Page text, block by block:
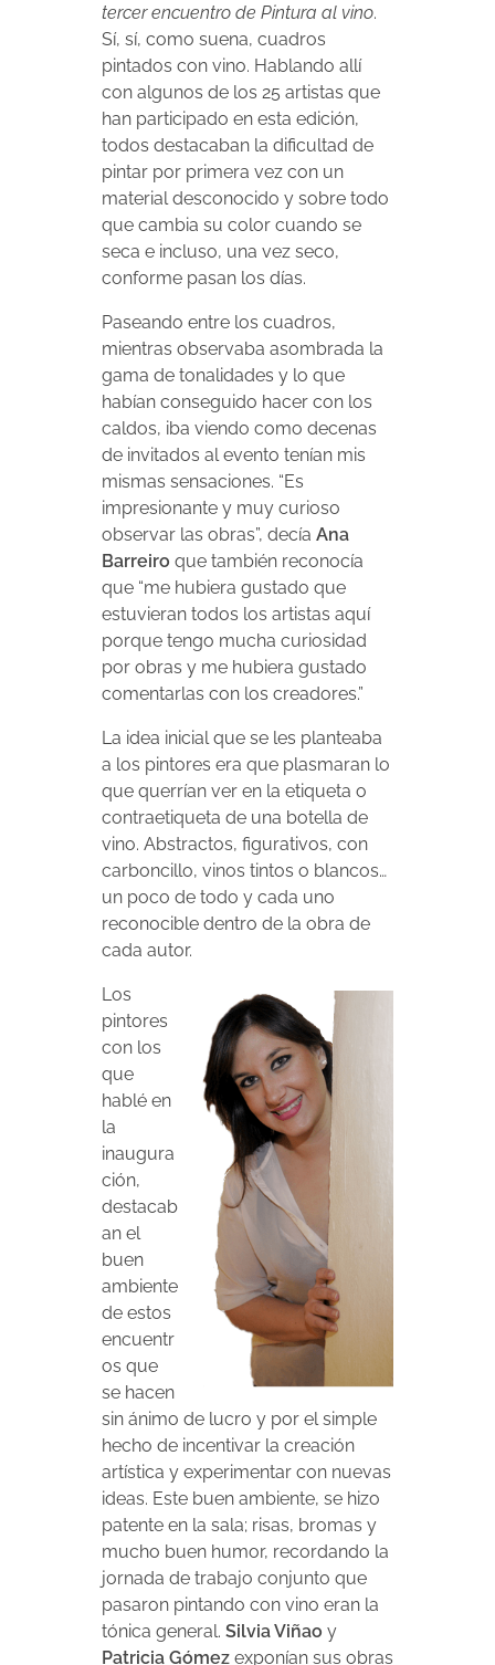
tercer encuentro de Pintura al vino.
Sí, sí, como suena, cuadros
pintados con vino. Hablando allí
con algunos de los 25 artistas que
han participado en esta edición,
todos destacaban la dificultad de
pintar por primera vez con un
material desconocido y sobre todo
que cambia su color cuando se
seca e incluso, una vez seco,
conforme pasan los días.
Paseando entre los cuadros,
mientras observaba asombrada la
gama de tonalidades y lo que
habían conseguido hacer con los
caldos, iba viendo como decenas
de invitados al evento tenían mis
mismas sensaciones. “Es
impresionante y muy curioso
observar las obras”, decía Ana
Barreiro que también reconocía
que “me hubiera gustado que
estuvieran todos los artistas aquí
porque tengo mucha curiosidad
por obras y me hubiera gustado
comentarlas con los creadores.”
La idea inicial que se les planteaba
a los pintores era que plasmaran lo
que querrían ver en la etiqueta o
contraetiqueta de una botella de
vino. Abstractos, figurativos, con
carboncillo, vinos tintos o blancos…
un poco de todo y cada uno
reconocible dentro de la obra de
cada autor.
Los
pintores
con los
que
hablé en
la
inaugura
ción,
destacab
an el
buen
ambiente
de estos
encuentr
os que
se hacen
sin ánimo de lucro y por el simple
hecho de incentivar la creación
artística y experimentar con nuevas
ideas. Este buen ambiente, se hizo
patente en la sala; risas, bromas y
mucho buen humor, recordando la
jornada de trabajo conjunto que
pasaron pintando con vino eran la
tónica general. Silvia Viñao y
Patricia Gómez exponían sus obras